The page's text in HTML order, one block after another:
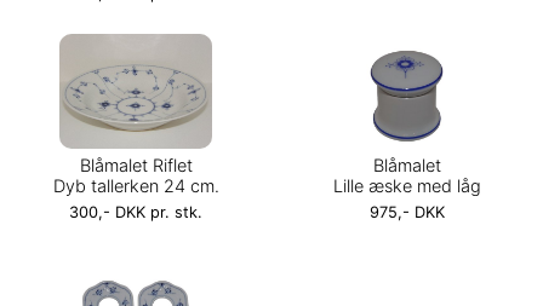
Blåmalet Riflet
Dyb tallerken 24 cm.
300,- DKK pr. stk.
Blåmalet
Lille æske med låg
975,- DKK